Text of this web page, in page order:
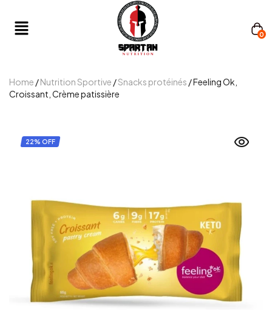
0
Home /Nutrition Sportive /Snacks protéinés / Feeling Ok,
Croissant, Crème patissière
22% OFF